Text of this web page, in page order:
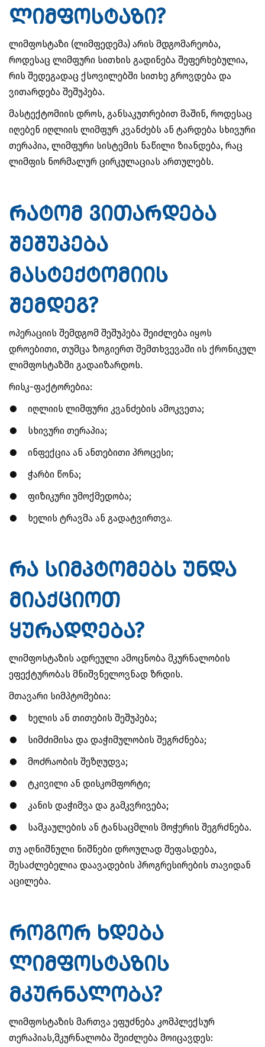
ლიმფოსტაზი?
ლიმფოსტაზი (ლიმფედემა) არის მდგომარეობა,
როდესაც ლიმფური სითხის გადინება შეფერხებულია,
რის შედეგადაც ქსოვილებში სითხე გროვდება და
ვითარდება შეშუპება.
მასტექტომიის დროს, განსაკუთრებით მაშინ, როდესაც
იღებენ იღლიის ლიმფურ კვანძებს ან ტარდება სხივური
თერაპია, ლიმფური სისტემის ნაწილი ზიანდება, რაც
ლიმფის ნორმალურ ცირკულაციას ართულებს.
რატომ ვითარდება
შეშუპება
მასტექტომიის
შემდეგ?
ოპერაციის შემდგომ შეშუპება შეიძლება იყოს
დროებითი, თუმცა ზოგიერთ შემთხვევაში ის ქრონიკულ
ლიმფოსტაზში გადაიზარდოს.
რისკ-ფაქტორებია:
●
იღლიის ლიმფური კვანძების ამოკვეთა;
●
სხივური თერაპია;
●
ინფექცია ან ანთებითი პროცესი;
●
ჭარბი წონა;
●
ფიზიკური უმოქმედობა;
●
ხელის ტრავმა ან გადატვირთვა.
რა სიმპტომებს უნდა
მიაქციოთ
ყურადღება?
ლიმფოსტაზის ადრეული ამოცნობა მკურნალობის
ეფექტურობას მნიშვნელოვნად ზრდის.
მთავარი სიმპტომებია:
●
ხელის ან თითების შეშუპება;
●
სიმძიმისა და დაჭიმულობის შეგრძნება;
●
მოძრაობის შეზღუდვა;
●
ტკივილი ან დისკომფორტი;
●
კანის დაჭიმვა და გამკვრივება;
●
სამკაულების ან ტანსაცმლის მოჭერის შეგრძნება.
თუ აღნიშნული ნიშნები დროულად შეფასდება,
შესაძლებელია დაავადების პროგრესირების თავიდან
აცილება.
როგორ ხდება
ლიმფოსტაზის
მკურნალობა?
ლიმფოსტაზის მართვა ეფუძნება კომპლექსურ
თერაპიას,მკურნალობა შეიძლება მოიცავდეს: